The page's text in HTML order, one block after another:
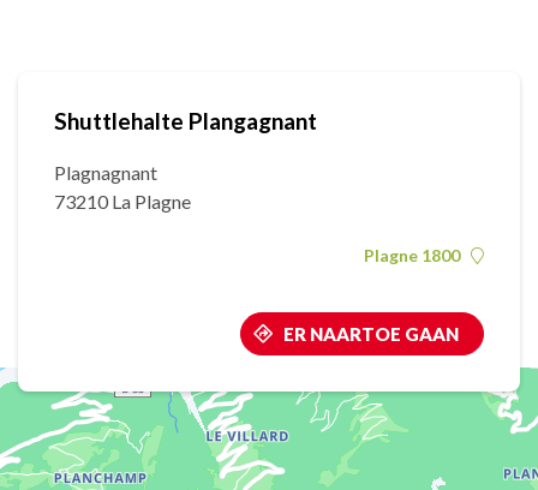
Shuttlehalte Plangagnant
Plagnagnant
73210 La Plagne
Plagne 1800
ER NAARTOE GAAN